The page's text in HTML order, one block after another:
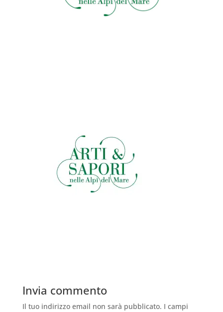
Invia commento
Il tuo indirizzo email non sarà pubblicato. I campi